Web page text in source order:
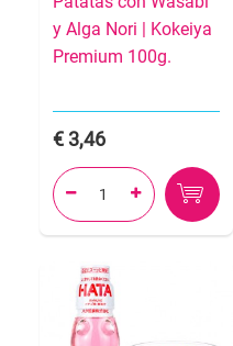
y Alga Nori | Kokeiya
Premium 100g.
3,46
 